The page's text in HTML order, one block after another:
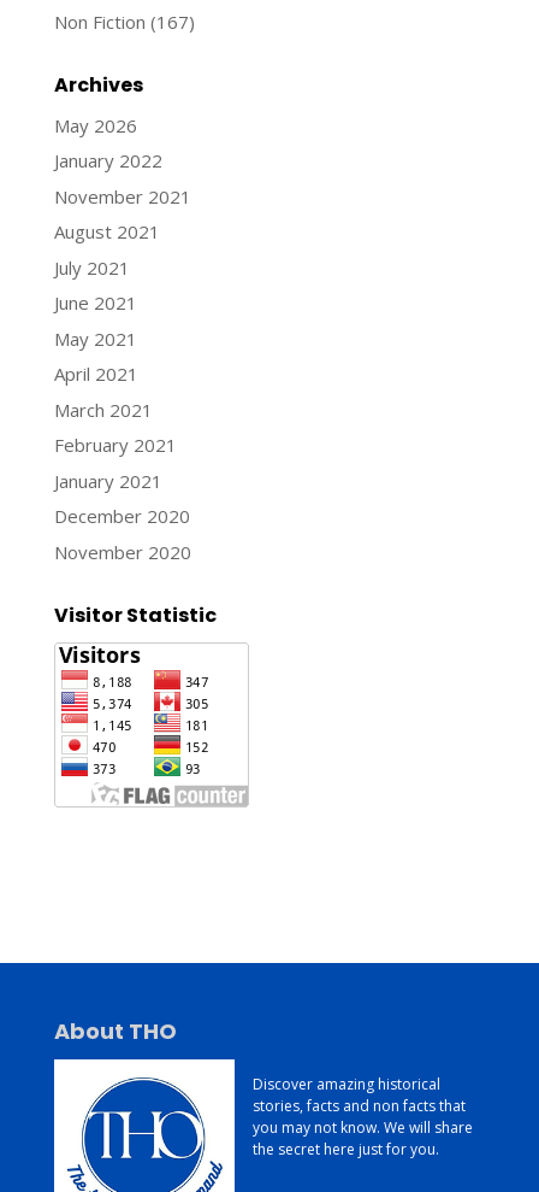
Non Fiction (167)
Archives
May 2026
January 2022
November 2021
August 2021
July 2021
June 2021
May 2021
April 2021
March 2021
February 2021
January 2021
December 2020
November 2020
Visitor Statistic
About THO
Discover amazing historical
stories, facts and non facts that
you may not know. We will share
the secret here just for you.